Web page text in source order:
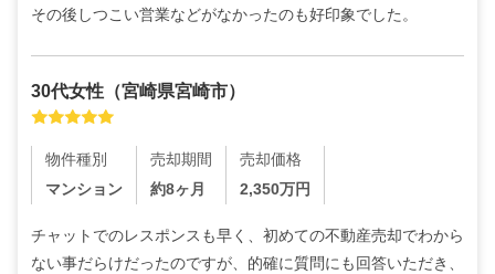
その後しつこい営業などがなかったのも好印象でした。
30代女性 （宮崎県宮崎市）
物件種別
マンション
売却期間
約8ヶ月
売却価格
2,350万円
チャットでのレスポンスも早く、初めての不動産売却でわから
ない事だらけだったのですが、的確に質問にも回答いただき、